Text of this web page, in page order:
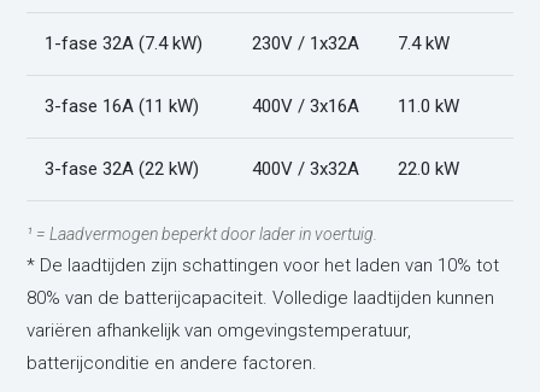
1-fase 32A (7.4 kW) 230V / 1x32A 7.4 kW
3-fase 16A (11 kW) 400V / 3x16A 11.0 kW
3-fase 32A (22 kW) 400V / 3x32A 22.0 kW
¹ = Laadvermogen beperkt door lader in voertuig.
* De laadtijden zijn schattingen voor het laden van 10% tot
80% van de batterijcapaciteit. Volledige laadtijden kunnen
variëren afhankelijk van omgevingstemperatuur,
batterijconditie en andere factoren.